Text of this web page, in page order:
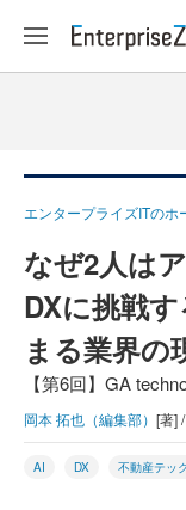
エンタープライズITのホ
なぜ2人は
DXに挑戦
まる業界の
【第6回】GA
岡本 拓也（編集部） [著] /
AI DX 不動産テック